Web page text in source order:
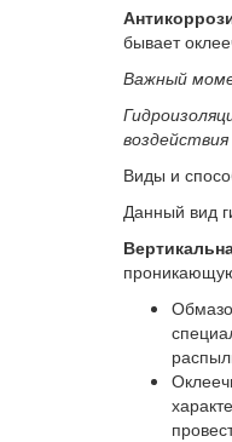
бывает
Важный
воздействия
Виды и
Данный вид